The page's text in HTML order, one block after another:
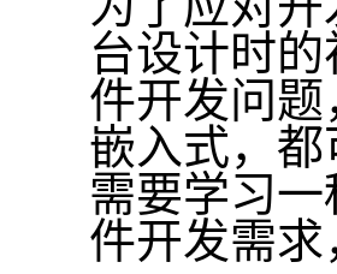
台设计时
件开发问
嵌入式，
需要学习
件开发需